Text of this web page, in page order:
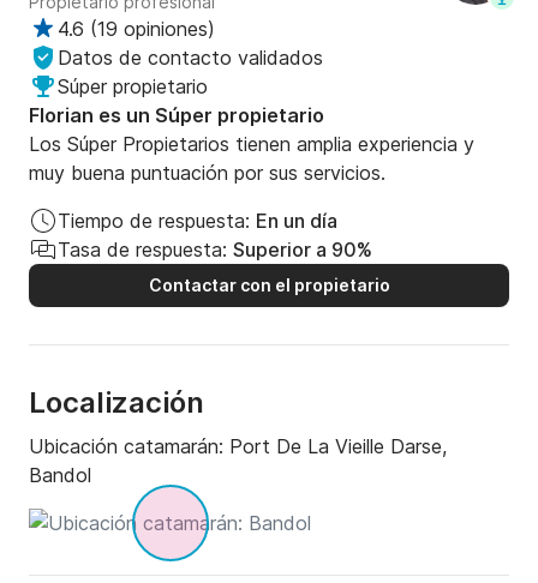
4.6 (19 opiniones)
Datos de contacto validados
Súper propietario
Florian es un Súper propietario
Los Súper Propietarios tienen amplia experiencia y
muy buena puntuación por sus servicios.
Tiempo de respuesta: En un día
Tasa de respuesta: Superior a 90%
Contactar con el propietario
Localización
Ubicación catamarán: Port De La Vieille Darse,
Bandol